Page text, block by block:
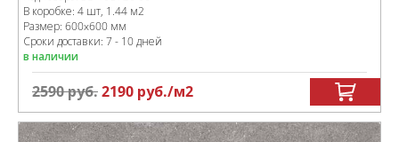
В коробке: 4 шт, 1.44 м2
Размер: 600x600 мм
Сроки доставки: 7 - 10 дней
в наличии
2590руб.2190 руб./м2